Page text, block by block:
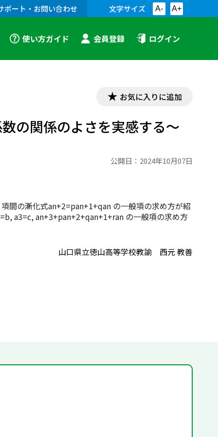
ポート・お問い合わせ 文字サイズ A- A+
使い方ガイド 会員登録 ログイン
お気に入りに追加
の関係のよさを実感する〜
公開日： 2024年10月07日
間の漸化式an+2=pan+1+qan の一般項の求め方が紹
a3=c, an+3+pan+2+qan+1+ran の一般項の求め方
山口県立徳山高等学校教諭 西元 教善